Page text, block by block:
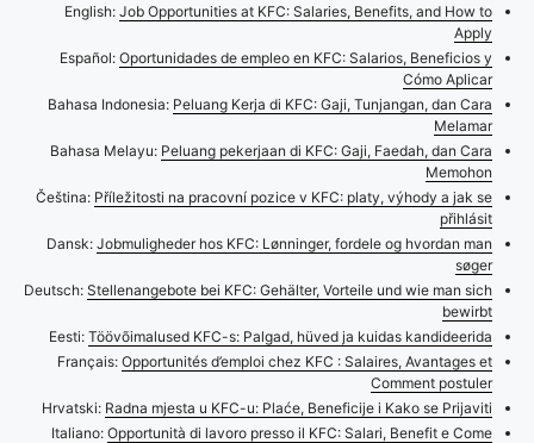
English: Job Opportunities at KFC: Salaries, Benefits, and How to
Apply
Español: Oportunidades de empleo en KFC: Salarios, Beneficios y
Cómo Aplicar
Bahasa Indonesia: Peluang Kerja di KFC: Gaji, Tunjangan, dan Cara
Melamar
Bahasa Melayu: Peluang pekerjaan di KFC: Gaji, Faedah, dan Cara
Memohon
Čeština: Příležitosti na pracovní pozice v KFC: platy, výhody a jak se
přihlásit
Dansk: Jobmuligheder hos KFC: Lønninger, fordele og hvordan man
søger
Deutsch: Stellenangebote bei KFC: Gehälter, Vorteile und wie man sich
bewirbt
Eesti: Töövõimalused KFC-s: Palgad, hüved ja kuidas kandideerida
Français: Opportunités d’emploi chez KFC : Salaires, Avantages et
Comment postuler
Hrvatski: Radna mjesta u KFC-u: Plaće, Beneficije i Kako se Prijaviti
Italiano: Opportunità di lavoro presso il KFC: Salari, Benefit e Come